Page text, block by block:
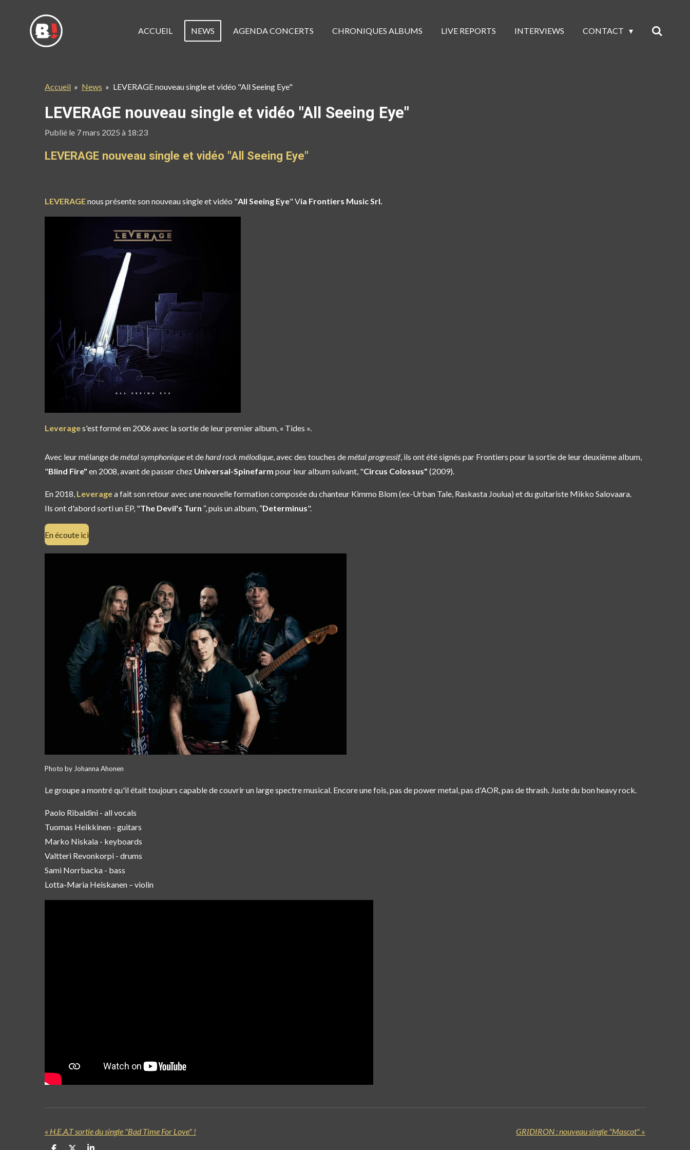
contenu
ACCUEIL NEWS AGENDA CONCERTS CHRONIQUES ALBUMS LIVE REPORTS INTERVIEWS CONTACT
Accueil » News » LEVERAGE nouveau single et vidéo "All Seeing Eye"
LEVERAGE nouveau single et vidéo "All Seeing Eye"
Publié le 7 mars 2025 à 18:23
LEVERAGE nouveau single et vidéo "All Seeing Eye"
LEVERAGEnous présente son nouveau single et vidéo "All Seeing Eye"Via Frontiers Music Srl.
Leverages'est formé en 2006 avec la sortie de leur premier album, « Tides ».
Avec leur mélange demétal symphoniqueet dehard rock mélodique, avec des touches demétal progressif, ils ont été signés par Frontiers pour la sortie de leur deuxième album,
"Blind Fire" en 2008, avant de passer chez Universal-Spinefarm pour leur album suivant, "Circus Colossus" (2009).
En 2018, Leveragea fait son retour avec une nouvelle formation composée du chanteur Kimmo Blom (ex-Urban Tale, Raskasta Joulua) et du guitariste Mikko Salovaara.
Ils ont d'abord sorti un EP, "The Devil's Turn “, puis un album, ”Determinus".
En écoute ici
Photo by Johanna Ahonen
Le groupe a montré qu'il était toujours capable de couvrir un large spectre musical. Encore une fois, pas de power metal, pas d'AOR, pas de thrash. Juste du bon heavy rock.
Paolo Ribaldini - all vocals
Tuomas Heikkinen - guitars
Marko Niskala - keyboards
Valtteri Revonkorpi - drums
Sami Norrbacka - bass
Lotta-Maria Heiskanen – violin
« H.E.A.T sortie du single "Bad Time For Love" ! GRIDIRON : nouveau single "Mascot" »